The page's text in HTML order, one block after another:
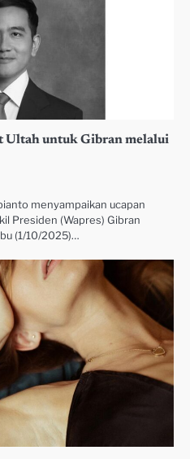
Ultah untuk Gibran melalui
menyampaikan ucapan
Presiden (Wapres) Gibran
(1/10/2025)…